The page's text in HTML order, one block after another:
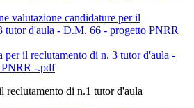
valutazione candidature per il
tutor d'aula - D.M. 66 - progetto PNRR
per il reclutamento di n. 3 tutor d'aula -
-.pdf
reclutamento di n.1 tutor d'aula